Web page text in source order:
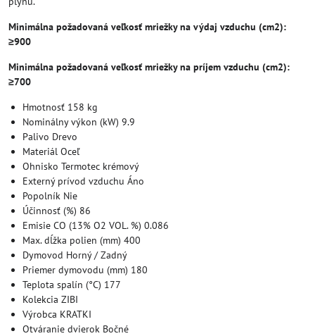
Minimálna požadovaná veľkosť mriežky na výdaj vzduchu (cm2):
≥900
Minimálna požadovaná veľkosť mriežky na príjem vzduchu (cm2):
≥700
Hmotnosť 158 kg
Nominálny výkon (kW) 9.9
Palivo Drevo
Materiál Oceľ
Ohnisko Termotec krémový
Externý prívod vzduchu Áno
Popolník Nie
Účinnosť (%) 86
Emisie CO (13% O2 VOL. %) 0.086
Max. dĺžka polien (mm) 400
Dymovod Horný / Zadný
Priemer dymovodu (mm) 180
Teplota spalín (°C) 177
Kolekcia ZIBI
Výrobca KRATKI
Otváranie dvierok Bočné